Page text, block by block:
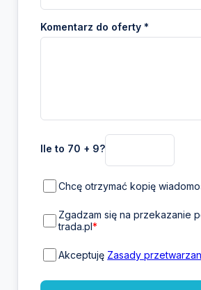
Komentarz do oferty *
Ile to 70 + 9?
Chcę otrzymać kopię
Zgadzam się na przekazanie
trada.pl*
Akceptuję Zasady